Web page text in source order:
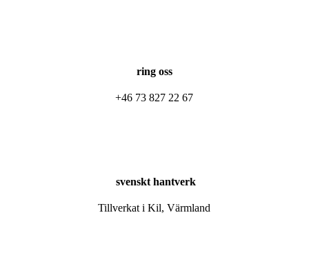
ring oss
+46 73 827 22 67
svenskt hantverk
Tillverkat i Kil, Värmland